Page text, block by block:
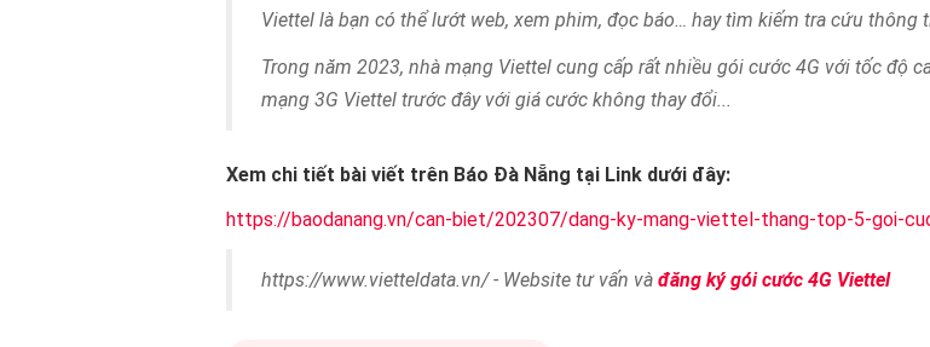
Viettel là bạn có thể lướt web, xem phim, đọc báo… hay tìm kiếm tra cứu thông
Trong năm 2023, nhà mạng Viettel cung cấp rất nhiều gói cước 4G với tốc độ
mạng 3G Viettel trước đây với giá cước không thay đổi...
Xem chi tiết bài viết trên Báo Đà Nẵng tại Link dưới đây:
https://baodanang.vn/can-biet/202307/dang-ky-mang-viettel-thang-top-5-goi-
https://www.vietteldata.vn/ - Website tư vấn và đăng ký gói cước 4G Viettel